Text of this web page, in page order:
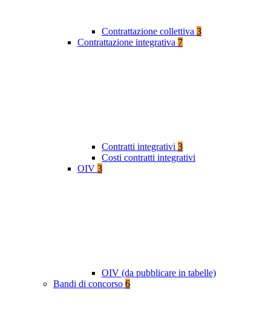
Contrattazione collettiva 3
Contrattazione integrativa 7
Contratti integrativi 3
Costi contratti integrativi
OIV 3
OIV (da pubblicare in tabelle)
Bandi di concorso 6